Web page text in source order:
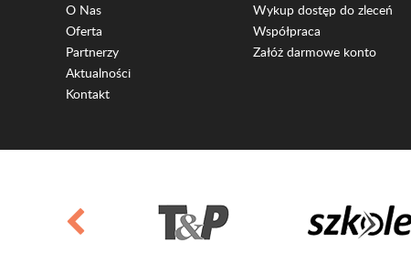
O Nas
Oferta
Partnerzy
Aktualności
Kontakt
Wykup dostęp do zleceń
Współpraca
Załóż darmowe konto